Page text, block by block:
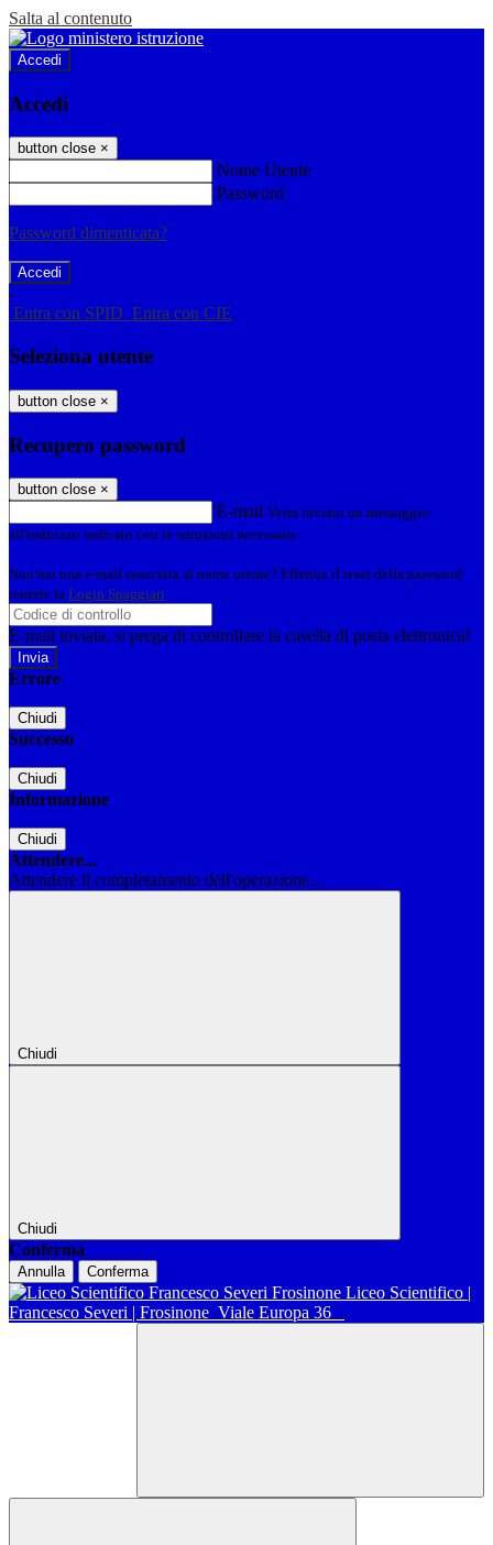
Salta al contenuto
Accedi
Accedi
button close ×
Nome Utente
Password
Password dimenticata?
-
Entra con SPID Entra con CIE
Seleziona utente
button close ×
Recupero password
button close ×
E-mail Verrà inviato un messaggio
all'indirizzo indicato con le istruzioni necessarie.
Non hai una e-mail associata al nome utente? Effettua il reset della password
tramite la Login Spaggiari
E-mail inviata, si prega di controllare la casella di posta elettronica!
Errore
Chiudi
Successo
Chiudi
Informazione
Chiudi
Attendere...
Attendere il completamento dell'operazione...
Chiudi
Chiudi
Conferma
Annulla Conferma
Liceo Scientifico |
Francesco Severi | Frosinone Viale Europa 36